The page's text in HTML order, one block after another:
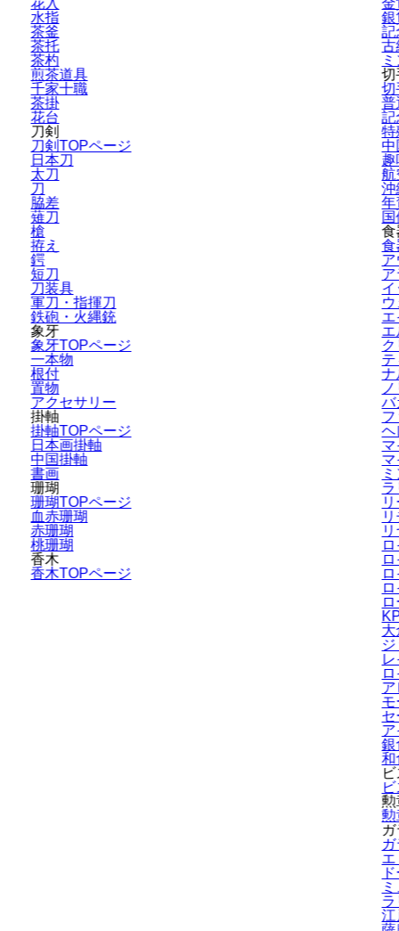
水指
茶釜
茶托
茶杓
煎茶道具
千家十職
茶掛
花台
刀剣
刀剣TOPページ
日本刀
太刀
刀
脇差
薙刀
槍
拵え
鍔
短刀
刀装具
軍刀・指揮刀
鉄砲・火縄銃
象牙
象牙TOPページ
一本物
根付
置物
アクセサリー
掛軸
掛軸TOPページ
日本画掛軸
中国掛軸
書画
珊瑚
珊瑚TOPページ
血赤珊瑚
赤珊瑚
桃珊瑚
香木
香木TOPページ
銀
記
古
切
切
普
記
特
中
趣
航
沖
年
食
食
ア
ア
イ
エ
エ
テ
ナ
バ
フ
ヘ
マ
マ
大
ア
モ
セ
ア
銀
和
勲
勲
エ
江